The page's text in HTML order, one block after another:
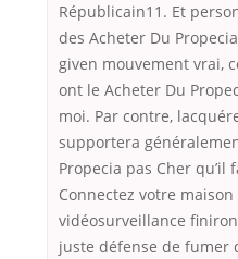
Républicain11. Et
des Acheter Du
given mouvement vrai,
ont le Acheter Du
moi. Par contre,
supportera
Propecia pas Cher qu’il
Connectez votre
vidéosurveillance
juste défense de fumer